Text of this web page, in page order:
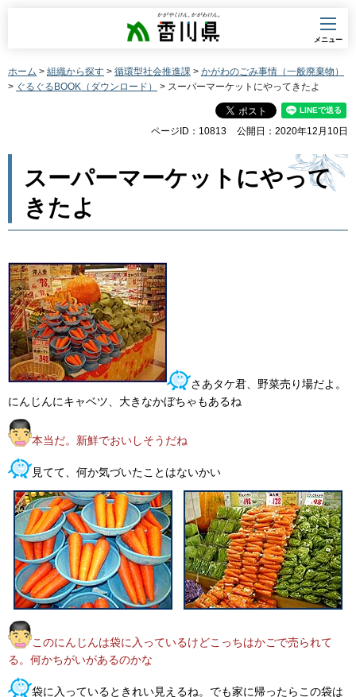
香川県
メニュー
ホーム > 組織から探す > 循環型社会推進課 > かがわのごみ事情（一般廃棄物）
> ぐるぐるBOOK（ダウンロード） > スーパーマーケットにやってきたよ
ページID：10813 公開日：2020年12月10日
スーパーマーケットにやって
きたよ
さあタケ君、野菜売り場だよ。
にんじんにキャベツ、大きなかぼちゃもあるね
本当だ。新鮮でおいしそうだね
見てて、何か気づいたことはないかい
このにんじんは袋に入っているけどこっちはかごで売られて
る。何かちがいがあるのかな
袋に入っているときれい見えるね。でも家に帰ったらこの袋は